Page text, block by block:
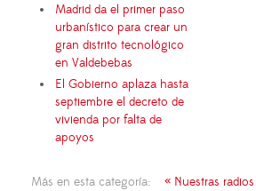
Madrid da el primer paso
urbanístico para crear un
gran distrito tecnológico
en Valdebebas
El Gobierno aplaza hasta
septiembre el decreto de
vivienda por falta de
apoyos
Más en esta categoría:
« Nuestras